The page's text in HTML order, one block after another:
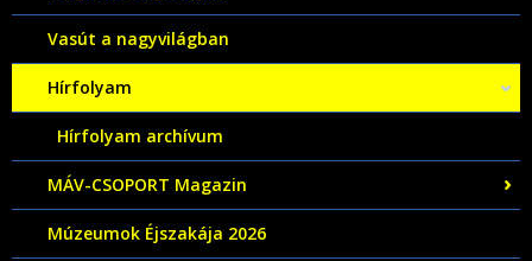
Vasút a nagyvilágban
Hírfolyam
Hírfolyam archívum
MÁV-CSOPORT Magazin
Múzeumok Éjszakája 2026